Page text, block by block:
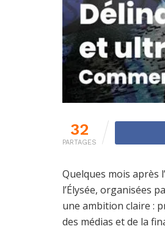
32
PARTAGES
Quelques mois après
l’Élysée, organisées
une ambition claire :
des médias et de la